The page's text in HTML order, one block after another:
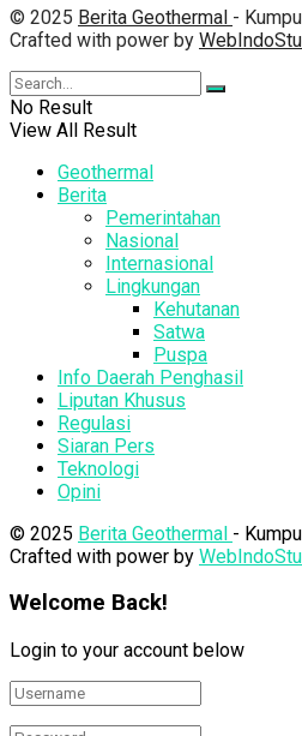
© 2025 Berita Geothermal -
Crafted with power by
No Result
View All Result
Geothermal
Berita
Pemerintahan
Nasional
Internasional
Lingkungan
Kehutanan
Satwa
Puspa
Info Daerah Penghasil
Liputan Khusus
Regulasi
Siaran Pers
Teknologi
Opini
© 2025 Berita Geothermal -
Crafted with power by
Welcome Back!
Login to your account below